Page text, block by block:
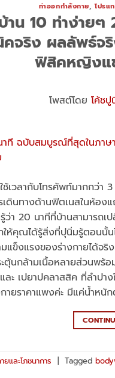
ท่าออกกำลังกาย,โปรแ
น 10 ท่าง่าย
คจริง ผลลัพธ์
ฟิสิคหญิงแ
โพสต์โดย โค้ชปู
เวลากับโทรศัพท์มากกว่
เดินทางด้านฟิตเนสในห้
า 20 นาทีที่บ้านสามารถ
ห้คุณได้รู้สิ่งที่ปุนิ่มรู้ตอนนั้
ข็งแรงของร่างกายได้จ
ตุ้นกล้ามเนื้อหลายส่วนพ
ะ เปยาปคลาสสิค ที่ลำป
ายราคาแพงค่ะ มีแค่น้ำห
และโภชนาการ | Tagged